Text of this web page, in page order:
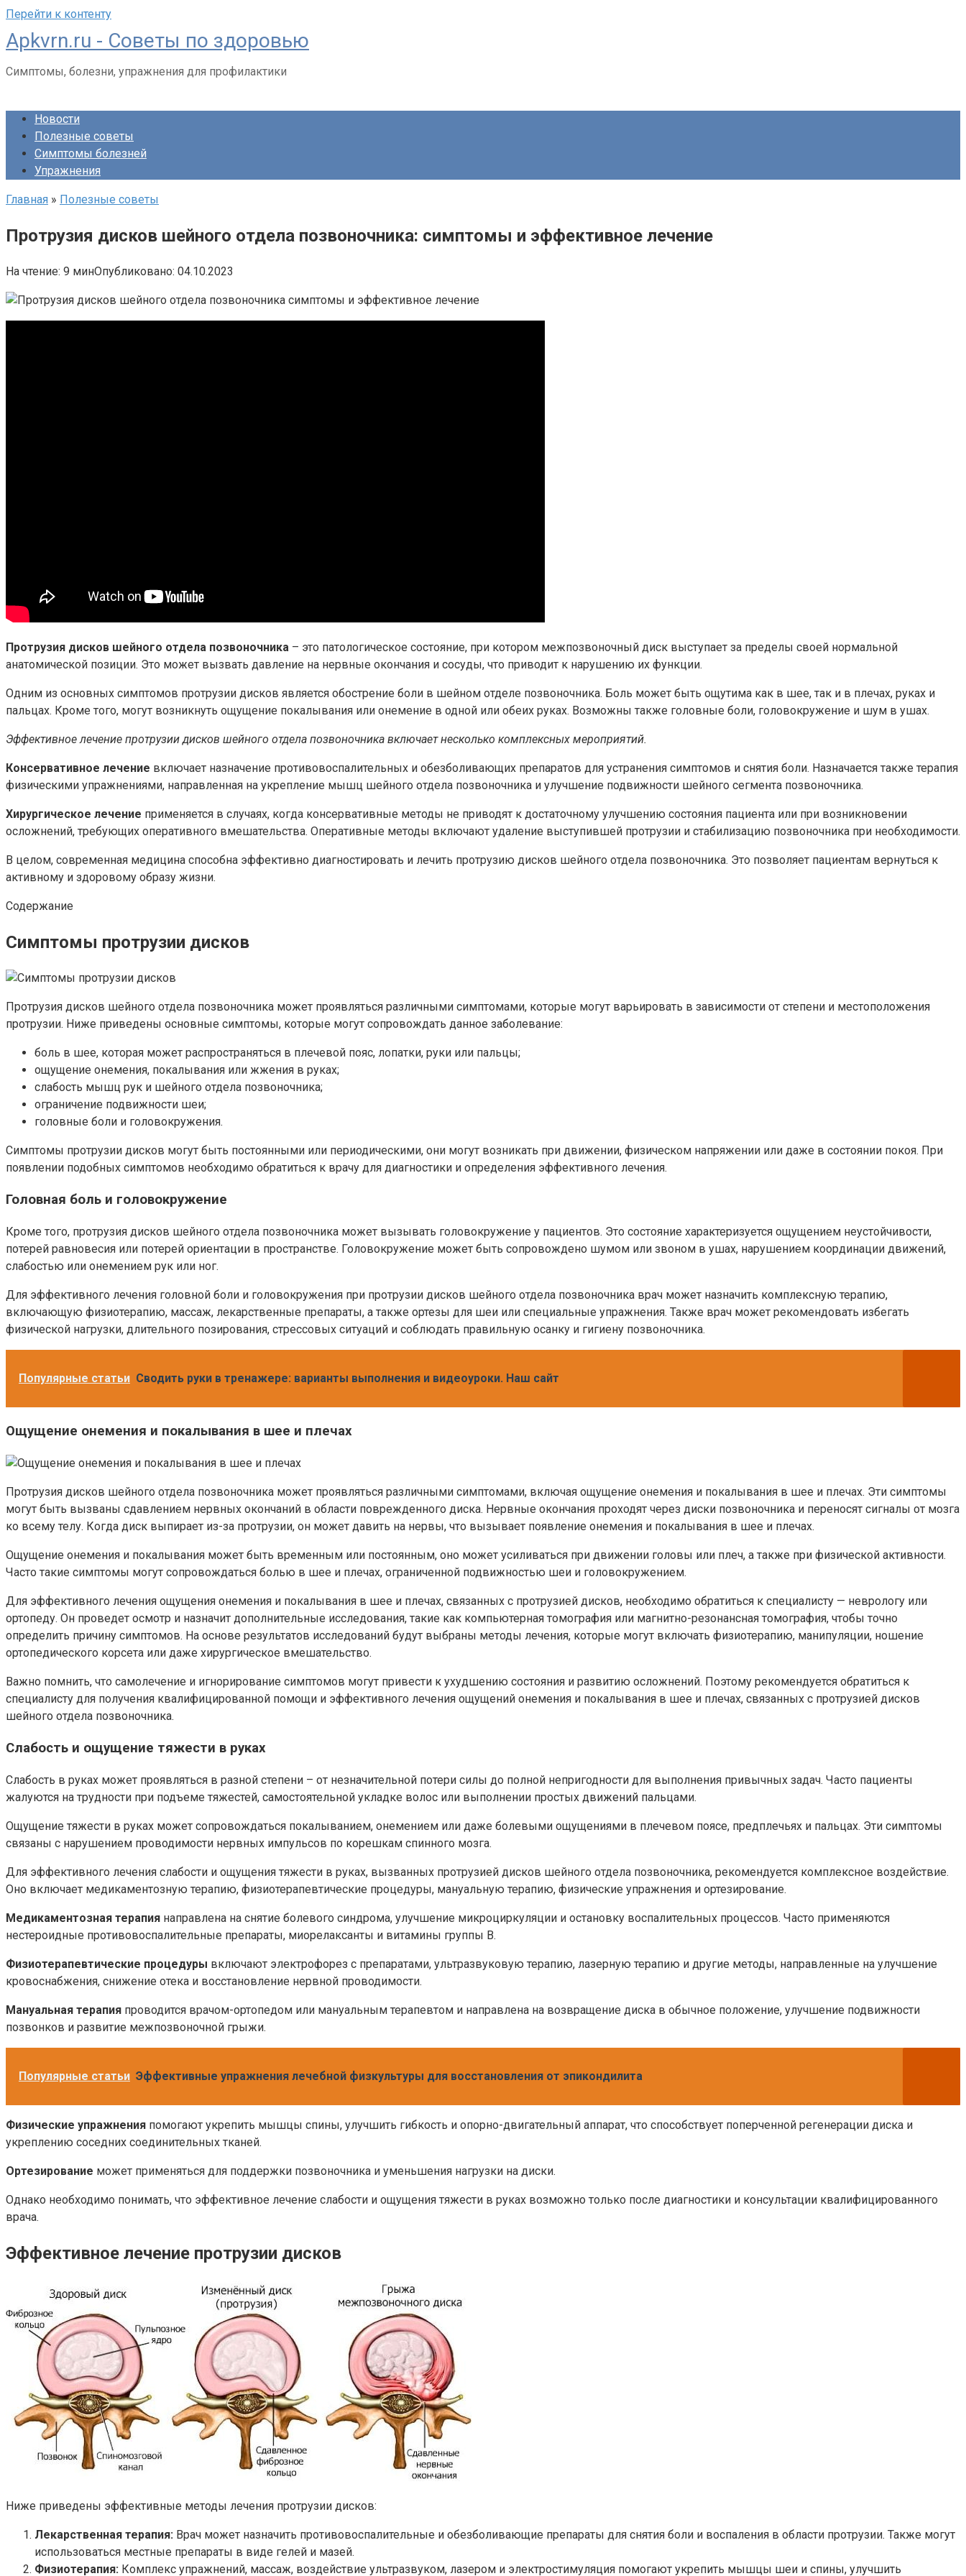
Перейти к контенту
Apkvrn.ru - Советы по здоровью
Симптомы, болезни, упражнения для профилактики
Новости
Полезные советы
Симптомы болезней
Упражнения
Главная » Полезные советы
Протрузия дисков шейного отдела позвоночника: симптомы и эффективное лечение
На чтение: 9 минОпубликовано: 04.10.2023
Протрузия дисков шейного отдела позвоночника – это патологическое состояние, при котором межпозвоночный диск выступает за пределы своей нормальной
анатомической позиции. Это может вызвать давление на нервные окончания и сосуды, что приводит к нарушению их функции.
Одним из основных симптомов протрузии дисков является обострение боли в шейном отделе позвоночника. Боль может быть ощутима как в шее, так и в плечах, руках и
пальцах. Кроме того, могут возникнуть ощущение покалывания или онемение в одной или обеих руках. Возможны также головные боли, головокружение и шум в ушах.
Эффективное лечение протрузии дисков шейного отдела позвоночника включает несколько комплексных мероприятий.
Консервативное лечение включает назначение противовоспалительных и обезболивающих препаратов для устранения симптомов и снятия боли. Назначается также терапия
физическими упражнениями, направленная на укрепление мышц шейного отдела позвоночника и улучшение подвижности шейного сегмента позвоночника.
Хирургическое лечение применяется в случаях, когда консервативные методы не приводят к достаточному улучшению состояния пациента или при возникновении
осложнений, требующих оперативного вмешательства. Оперативные методы включают удаление выступившей протрузии и стабилизацию позвоночника при необходимости.
В целом, современная медицина способна эффективно диагностировать и лечить протрузию дисков шейного отдела позвоночника. Это позволяет пациентам вернуться к
активному и здоровому образу жизни.
Содержание
Симптомы протрузии дисков
Протрузия дисков шейного отдела позвоночника может проявляться различными симптомами, которые могут варьировать в зависимости от степени и местоположения
протрузии. Ниже приведены основные симптомы, которые могут сопровождать данное заболевание:
боль в шее, которая может распространяться в плечевой пояс, лопатки, руки или пальцы;
ощущение онемения, покалывания или жжения в руках;
слабость мышц рук и шейного отдела позвоночника;
ограничение подвижности шеи;
головные боли и головокружения.
Симптомы протрузии дисков могут быть постоянными или периодическими, они могут возникать при движении, физическом напряжении или даже в состоянии покоя. При
появлении подобных симптомов необходимо обратиться к врачу для диагностики и определения эффективного лечения.
Головная боль и головокружение
Кроме того, протрузия дисков шейного отдела позвоночника может вызывать головокружение у пациентов. Это состояние характеризуется ощущением неустойчивости,
потерей равновесия или потерей ориентации в пространстве. Головокружение может быть сопровождено шумом или звоном в ушах, нарушением координации движений,
слабостью или онемением рук или ног.
Для эффективного лечения головной боли и головокружения при протрузии дисков шейного отдела позвоночника врач может назначить комплексную терапию,
включающую физиотерапию, массаж, лекарственные препараты, а также ортезы для шеи или специальные упражнения. Также врач может рекомендовать избегать
физической нагрузки, длительного позирования, стрессовых ситуаций и соблюдать правильную осанку и гигиену позвоночника.
Популярные статьи Сводить руки в тренажере: варианты выполнения и видеоуроки. Наш сайт
Ощущение онемения и покалывания в шее и плечах
Протрузия дисков шейного отдела позвоночника может проявляться различными симптомами, включая ощущение онемения и покалывания в шее и плечах. Эти симптомы
могут быть вызваны сдавлением нервных окончаний в области поврежденного диска. Нервные окончания проходят через диски позвоночника и переносят сигналы от мозга
ко всему телу. Когда диск выпирает из-за протрузии, он может давить на нервы, что вызывает появление онемения и покалывания в шее и плечах.
Ощущение онемения и покалывания может быть временным или постоянным, оно может усиливаться при движении головы или плеч, а также при физической активности.
Часто такие симптомы могут сопровождаться болью в шее и плечах, ограниченной подвижностью шеи и головокружением.
Для эффективного лечения ощущения онемения и покалывания в шее и плечах, связанных с протрузией дисков, необходимо обратиться к специалисту — неврологу или
ортопеду. Он проведет осмотр и назначит дополнительные исследования, такие как компьютерная томография или магнитно-резонансная томография, чтобы точно
определить причину симптомов. На основе результатов исследований будут выбраны методы лечения, которые могут включать физиотерапию, манипуляции, ношение
ортопедического корсета или даже хирургическое вмешательство.
Важно помнить, что самолечение и игнорирование симптомов могут привести к ухудшению состояния и развитию осложнений. Поэтому рекомендуется обратиться к
специалисту для получения квалифицированной помощи и эффективного лечения ощущений онемения и покалывания в шее и плечах, связанных с протрузией дисков
шейного отдела позвоночника.
Слабость и ощущение тяжести в руках
Слабость в руках может проявляться в разной степени – от незначительной потери силы до полной непригодности для выполнения привычных задач. Часто пациенты
жалуются на трудности при подъеме тяжестей, самостоятельной укладке волос или выполнении простых движений пальцами.
Ощущение тяжести в руках может сопровождаться покалыванием, онемением или даже болевыми ощущениями в плечевом поясе, предплечьях и пальцах. Эти симптомы
связаны с нарушением проводимости нервных импульсов по корешкам спинного мозга.
Для эффективного лечения слабости и ощущения тяжести в руках, вызванных протрузией дисков шейного отдела позвоночника, рекомендуется комплексное воздействие.
Оно включает медикаментозную терапию, физиотерапевтические процедуры, мануальную терапию, физические упражнения и ортезирование.
Медикаментозная терапия направлена на снятие болевого синдрома, улучшение микроциркуляции и остановку воспалительных процессов. Часто применяются
нестероидные противовоспалительные препараты, миорелаксанты и витамины группы В.
Физиотерапевтические процедуры включают электрофорез с препаратами, ультразвуковую терапию, лазерную терапию и другие методы, направленные на улучшение
кровоснабжения, снижение отека и восстановление нервной проводимости.
Мануальная терапия проводится врачом-ортопедом или мануальным терапевтом и направлена на возвращение диска в обычное положение, улучшение подвижности
позвонков и развитие межпозвоночной грыжи.
Популярные статьи Эффективные упражнения лечебной физкультуры для восстановления от эпикондилита
Физические упражнения помогают укрепить мышцы спины, улучшить гибкость и опорно-двигательный аппарат, что способствует поперченной регенерации диска и
укреплению соседних соединительных тканей.
Ортезирование может применяться для поддержки позвоночника и уменьшения нагрузки на диски.
Однако необходимо понимать, что эффективное лечение слабости и ощущения тяжести в руках возможно только после диагностики и консультации квалифицированного
врача.
Эффективное лечение протрузии дисков
Ниже приведены эффективные методы лечения протрузии дисков:
Лекарственная терапия: Врач может назначить противовоспалительные и обезболивающие препараты для снятия боли и воспаления в области протрузии. Также могут
использоваться местные препараты в виде гелей и мазей.
Физиотерапия: Комплекс упражнений, массаж, воздействие ультразвуком, лазером и электростимуляция помогают укрепить мышцы шеи и спины, улучшить